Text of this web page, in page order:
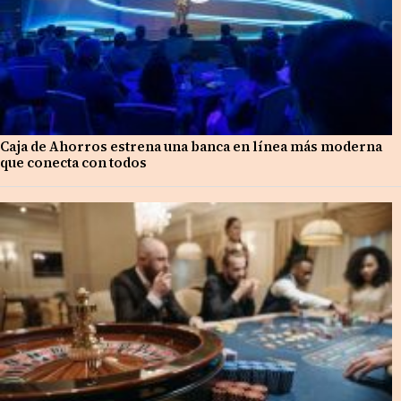
Caja de Ahorros estrena una banca en línea más moderna
que conecta con todos